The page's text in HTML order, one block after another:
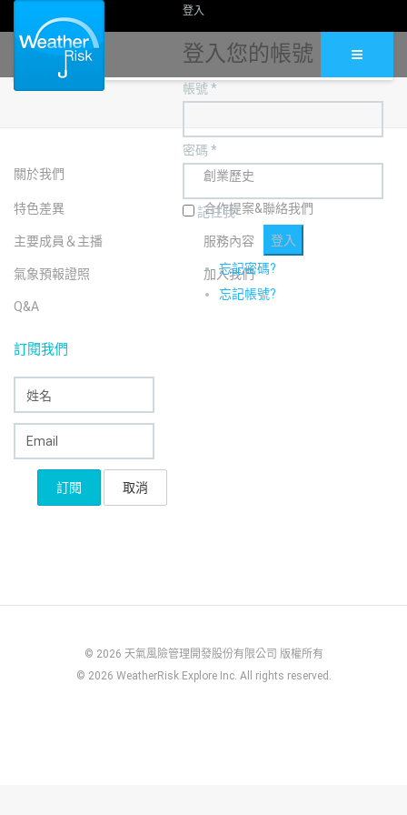
登入
登入您的帳號
帳號 *
密碼 *
記住我
忘記密碼?
忘記帳號?
關於我們 創業歷史
特色差異 合作提案&聯絡我們
主要成員＆主播 服務內容
氣象預報證照 加入我們
Q&A
訂閱我們
© 2026 天氣風險管理開發股份有限公司 版權所有
© 2026 WeatherRisk Explore Inc. All rights reserved.